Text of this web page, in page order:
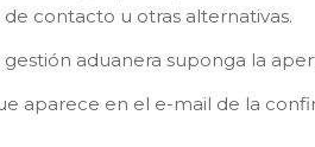
contacto u otras alternativas.
gestión aduanera suponga la
aparece en el e-mail de la